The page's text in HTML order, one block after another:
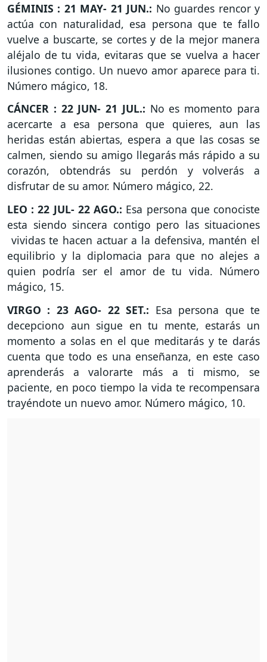
GÉMINIS : 21 MAY- 21 JUN.: No guardes rencor y
actúa con naturalidad, esa persona que te fallo
vuelve a buscarte, se cortes y de la mejor manera
aléjalo de tu vida, evitaras que se vuelva a hacer
ilusiones contigo. Un nuevo amor aparece para ti.
Número mágico, 18.
CÁNCER : 22 JUN- 21 JUL.: No es momento para
acercarte a esa persona que quieres, aun las
heridas están abiertas, espera a que las cosas se
calmen, siendo su amigo llegarás más rápido a su
corazón, obtendrás su perdón y volverás a
disfrutar de su amor. Número mágico, 22.
LEO : 22 JUL- 22 AGO.: Esa persona que conociste
esta siendo sincera contigo pero las situaciones
vividas te hacen actuar a la defensiva, mantén el
equilibrio y la diplomacia para que no alejes a
quien podría ser el amor de tu vida. Número
mágico, 15.
VIRGO : 23 AGO- 22 SET.: Esa persona que te
decepciono aun sigue en tu mente, estarás un
momento a solas en el que meditarás y te darás
cuenta que todo es una enseñanza, en este caso
aprenderás a valorarte más a ti mismo, se
paciente, en poco tiempo la vida te recompensara
trayéndote un nuevo amor. Número mágico, 10.